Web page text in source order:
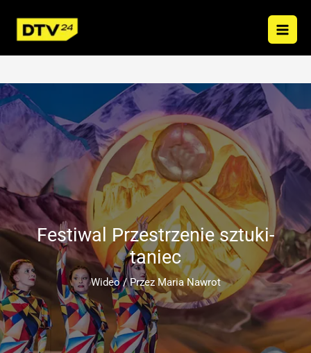
treści
Festiwal Przestrzenie sztuki-
taniec
Wideo/ PrzezMaria Nawrot